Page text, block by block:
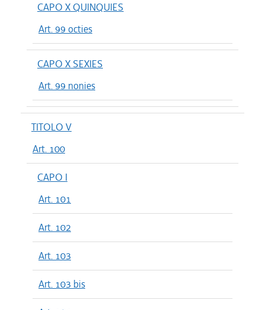
CAPO X QUINQUIES
Art. 99 octies
CAPO X SEXIES
Art. 99 nonies
TITOLO V
Art. 100
CAPO I
Art. 101
Art. 102
Art. 103
Art. 103 bis